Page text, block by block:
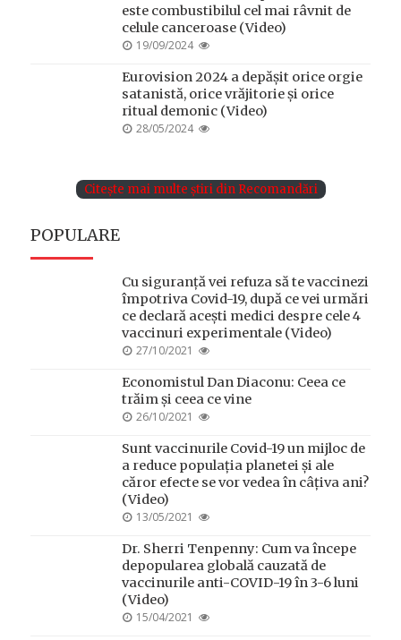
este combustibilul cel mai râvnit de
celule canceroase (Video)
POSTED
19/09/2024
Eurovision 2024 a depășit orice orgie
satanistă, orice vrăjitorie și orice
ritual demonic (Video)
POSTED
28/05/2024
Citește mai multe știri din Recomandări
POPULARE
Cu siguranță vei refuza să te vaccinezi
împotriva Covid-19, după ce vei urmări
ce declară acești medici despre cele 4
vaccinuri experimentale (Video)
POSTED
27/10/2021
Economistul Dan Diaconu: Ceea ce
trăim și ceea ce vine
POSTED
26/10/2021
Sunt vaccinurile Covid-19 un mijloc de
a reduce populația planetei și ale
căror efecte se vor vedea în câțiva ani?
(Video)
POSTED
13/05/2021
Dr. Sherri Tenpenny: Cum va începe
depopularea globală cauzată de
vaccinurile anti-COVID-19 în 3-6 luni
(Video)
POSTED
15/04/2021